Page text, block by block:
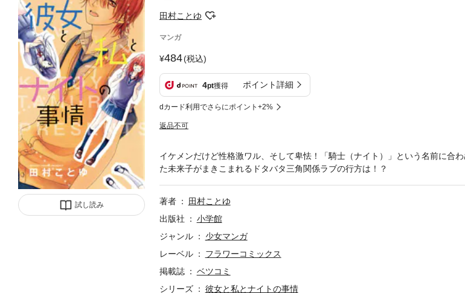
試し読み
田村ことゆ
マンガ
484(税込)
4pt獲得 ポイント詳細
dカード利用でさらにポイント+2%
返品不可
イケメンだけど性格激ワル、そして卑怯！「騎士（ナイト）」という名前に合
た未来子がまきこまれるドタバタ三角関係ラブの行方は！？
著者
田村ことゆ
出版社
小学館
ジャンル
少女マンガ
レーベル
フラワーコミックス
掲載誌
ベツコミ
シリーズ
彼女と私とナイトの事情